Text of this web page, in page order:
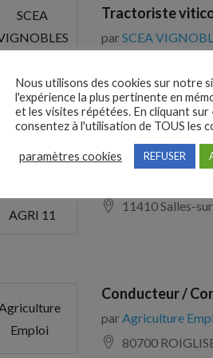
SCEA
Tractoriste
parSCEA
AGRI 11
Ouvrier(ère)
11410 Salles-
Agriculture
Emploi
Conducteur /
parAgriculture
80700
Nous utilisons des cookies sur notre
l'expérience la plus pertinente en
et les visites répétées. En cliquant sur
consentez à l'utilisation de TOUS les
paramètres cookies REFUSER